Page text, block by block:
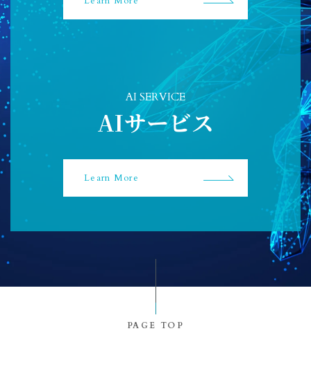
AI SERVICE
AIサービス
Learn More
PAGE TOP